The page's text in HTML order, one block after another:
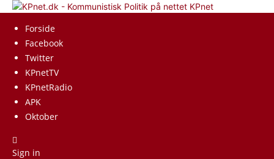
KPnet
Forside
Facebook
Twitter
KPnetTV
KPnetRadio
APK
Oktober
Sign in